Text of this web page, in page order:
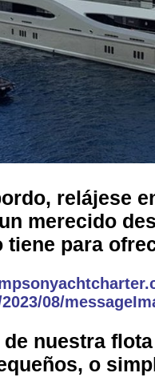
relájese
merecido
tiene para
nuestra
o